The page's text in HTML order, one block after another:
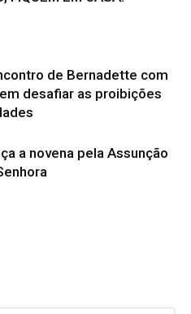
de Bernadette com
desafiar as proibições
a novena pela Assunção